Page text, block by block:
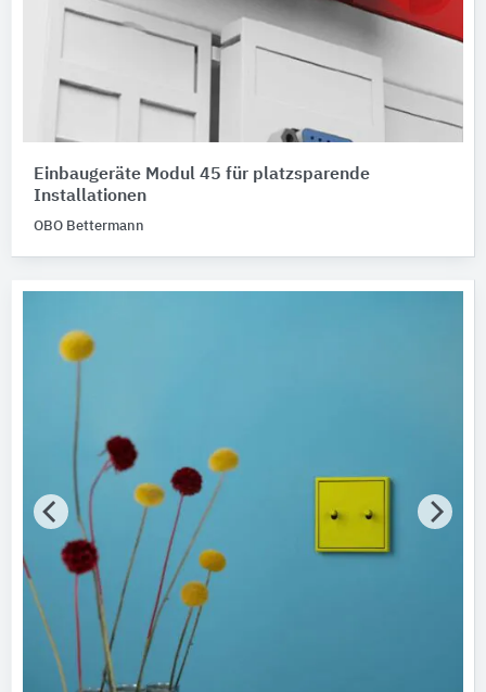
Einbaugeräte Modul 45 für platzsparende
Installationen
OBO Bettermann